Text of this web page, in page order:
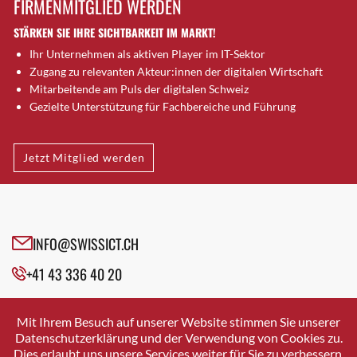
Brugg AG
Brütten
Bubendorf
Bubikon
Buchs (SG)
Bäretswil
Bülach
Cazis
Crissier
Davos Platz
Dierikon
Dietikon
FIRMENMITGLIED WERDEN
STÄRKEN SIE IHRE SICHTBARKEIT IM MARKT!
Ihr Unternehmen als aktiven Player im IT-Sektor
Zugang zu relevanten Akteur:innen der digitalen Wirtschaft
Mitarbeitende am Puls der digitalen Schweiz
Gezielte Unterstützung für Fachbereiche und Führung
Jetzt Mitglied werden
INFO@SWISSICT.CH
+41 43 336 40 20
SWISSICT
VULKANSTRASSE 120
8048 ZURICH
Mit Ihrem Besuch auf unserer Website stimmen Sie unserer
Datenschutzerklärung und der Verwendung von Cookies zu.
Dies erlaubt uns unsere Services weiter für Sie zu verbessern.